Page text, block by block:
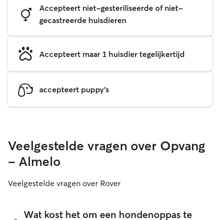
Accepteert niet-gesteriliseerde of niet-
gecastreerde huisdieren
Accepteert maar 1 huisdier tegelijkertijd
accepteert puppy's
Veelgestelde vragen over Opvang
- Almelo
Veelgestelde vragen over Rover
Wat kost het om een hondenoppas te